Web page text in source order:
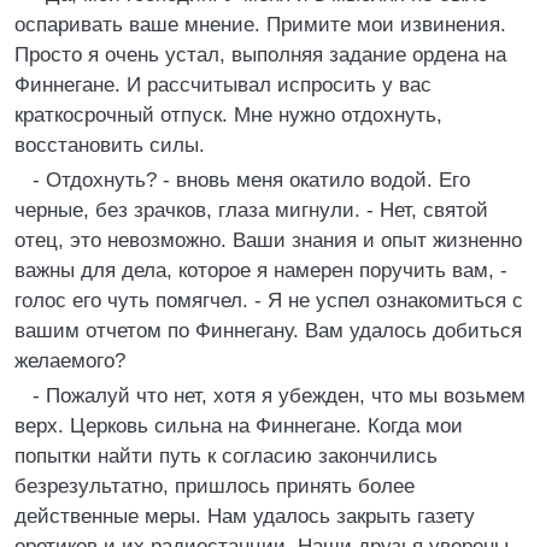
оспаривать ваше мнение. Примите мои извинения.
Просто я очень устал, выполняя задание ордена на
Финнегане. И рассчитывал испросить у вас
краткосрочный отпуск. Мне нужно отдохнуть,
восстановить силы.
- Отдохнуть? - вновь меня окатило водой. Его
черные, без зрачков, глаза мигнули. - Нет, святой
отец, это невозможно. Ваши знания и опыт жизненно
важны для дела, которое я намерен поручить вам, -
голос его чуть помягчел. - Я не успел ознакомиться с
вашим отчетом по Финнегану. Вам удалось добиться
желаемого?
- Пожалуй что нет, хотя я убежден, что мы возьмем
верх. Церковь сильна на Финнегане. Когда мои
попытки найти путь к согласию закончились
безрезультатно, пришлось принять более
действенные меры. Нам удалось закрыть газету